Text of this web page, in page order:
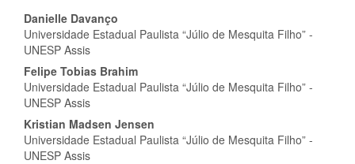
Conteúdo
do
artigo
principal
Danielle Davanço
Universidade Estadual Paulista “Júlio de Mesquita Filho” -
UNESP Assis
Felipe Tobias Brahim
Universidade Estadual Paulista “Júlio de Mesquita Filho” -
UNESP Assis
Kristian Madsen Jensen
Universidade Estadual Paulista “Júlio de Mesquita Filho” -
UNESP Assis